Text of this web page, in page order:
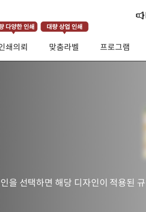
다양한 인쇄
쇄의뢰
대량 상업 인쇄
맞춤라벨 프로그램
선택하면 해당 디자인이 적용된